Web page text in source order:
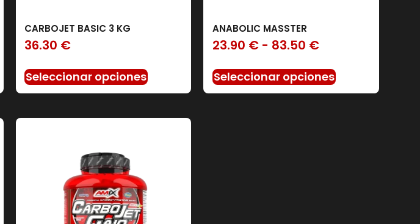
CARBOJET BASIC 3 KG
36.30 €
Seleccionar opciones
ANABOLIC MASSTER
23.90 € - 83.50 €
Seleccionar opciones